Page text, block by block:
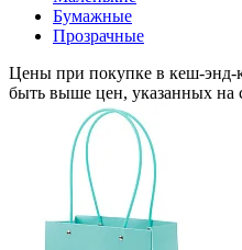
Бумажные
Прозрачные
Цены при покупке в кеш-
быть выше цен, указанных на